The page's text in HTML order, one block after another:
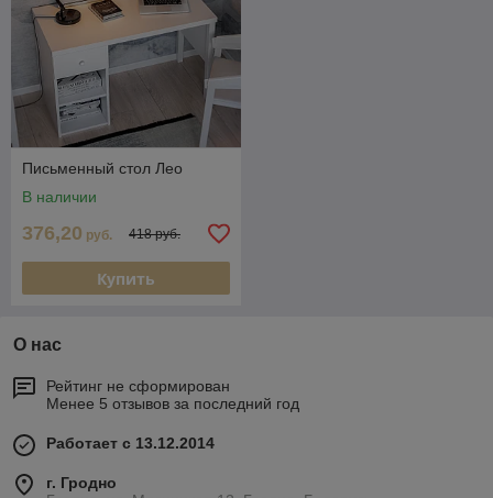
Письменный стол Лео
В наличии
376,20 руб. 418 руб.
Купить
О нас
Рейтинг не сформирован
Менее 5 отзывов за последний год
Работает с 13.12.2014
г. Гродно